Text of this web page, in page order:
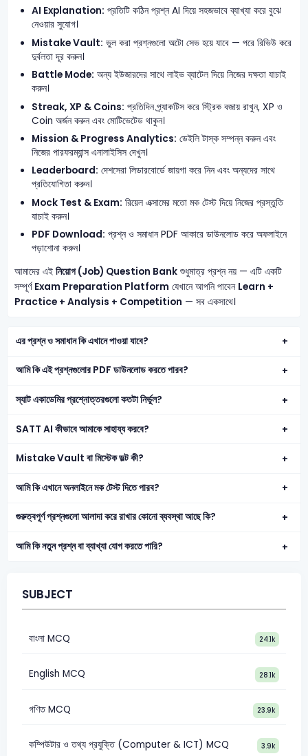
AI Explanation: প্রতিটি কঠিন প্রশ্ন AI দিয়ে সহজভাবে ব্যাখ্যা করে বুঝে
নেওয়ার সুযোগ।
Mistake Vault: ভুল করা প্রশ্নগুলো অটো সেভ হয়ে যাবে — পরে রিভিউ করে
দুর্বলতা দূর করুন।
Battle Mode: অন্য ইউজারদের সাথে লাইভ ব্যাটেল দিয়ে নিজের দক্ষতা যাচাই
করুন।
Streak, XP & Coins: প্রতিদিন প্র্যাকটিস করে স্ট্রিক বজায় রাখুন, XP ও
Coin অর্জন করুন এবং মোটিভেটেড থাকুন।
Mission & Progress Analytics: ডেইলি টাস্ক সম্পন্ন করুন এবং
নিজের পারফরম্যান্স এনালাইসিস দেখুন।
Leaderboard: দেশসেরা লিডারবোর্ডে জায়গা করে নিন এবং অন্যদের সাথে
প্রতিযোগিতা করুন।
Mock Test & Exam: রিয়েল এক্সামের মতো মক টেস্ট দিয়ে নিজের প্রস্তুতি
যাচাই করুন।
PDF Download: প্রশ্ন ও সমাধান PDF আকারে ডাউনলোড করে অফলাইনে
পড়াশোনা করুন।
আমাদের এই নিয়োগ (Job) Question Bankশুধুমাত্র প্রশ্ন নয় — এটি একটি
সম্পূর্ণ Exam Preparation Platform যেখানে আপনি পাবেন Learn +
Practice + Analysis + Competition — সব একসাথে।
এর প্রশ্ন ও সমাধান কি এখানে পাওয়া যাবে?
আমি কি এই প্রশ্নগুলোর PDF ডাউনলোড করতে পারব?
স্যাট একাডেমির প্রশ্নোত্তরগুলো কতটা নির্ভুল?
SATT AI কীভাবে আমাকে সাহায্য করবে?
Mistake Vault বা মিস্টেক ভল্ট কী?
আমি কি এখানে অনলাইনে মক টেস্ট দিতে পারব?
গুরুত্বপূর্ণ প্রশ্নগুলো আলাদা করে রাখার কোনো ব্যবস্থা আছে কি?
আমি কি নতুন প্রশ্ন বা ব্যাখ্যা যোগ করতে পারি?
SUBJECT
বাংলা MCQ 24.1k
English MCQ 28.1k
গণিত MCQ 23.9k
কম্পিউটার ও তথ্য প্রযুক্তি (Computer & ICT) MCQ 3.9k